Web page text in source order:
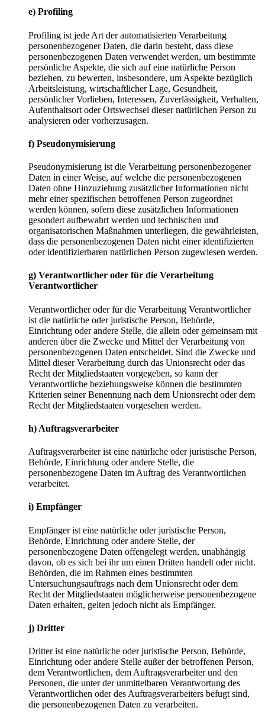
e) Profiling
Profiling ist jede Art der automatisierten Verarbeitung
personenbezogener Daten, die darin besteht, dass diese
personenbezogenen Daten verwendet werden, um bestimmte
persönliche Aspekte, die sich auf eine natürliche Person
beziehen, zu bewerten, insbesondere, um Aspekte bezüglich
Arbeitsleistung, wirtschaftlicher Lage, Gesundheit,
persönlicher Vorlieben, Interessen, Zuverlässigkeit, Verhalten,
Aufenthaltsort oder Ortswechsel dieser natürlichen Person zu
analysieren oder vorherzusagen.
f) Pseudonymisierung
Pseudonymisierung ist die Verarbeitung personenbezogener
Daten in einer Weise, auf welche die personenbezogenen
Daten ohne Hinzuziehung zusätzlicher Informationen nicht
mehr einer spezifischen betroffenen Person zugeordnet
werden können, sofern diese zusätzlichen Informationen
gesondert aufbewahrt werden und technischen und
organisatorischen Maßnahmen unterliegen, die gewährleisten,
dass die personenbezogenen Daten nicht einer identifizierten
oder identifizierbaren natürlichen Person zugewiesen werden.
g) Verantwortlicher oder für die Verarbeitung
Verantwortlicher
Verantwortlicher oder für die Verarbeitung Verantwortlicher
ist die natürliche oder juristische Person, Behörde,
Einrichtung oder andere Stelle, die allein oder gemeinsam mit
anderen über die Zwecke und Mittel der Verarbeitung von
personenbezogenen Daten entscheidet. Sind die Zwecke und
Mittel dieser Verarbeitung durch das Unionsrecht oder das
Recht der Mitgliedstaaten vorgegeben, so kann der
Verantwortliche beziehungsweise können die bestimmten
Kriterien seiner Benennung nach dem Unionsrecht oder dem
Recht der Mitgliedstaaten vorgesehen werden.
h) Auftragsverarbeiter
Auftragsverarbeiter ist eine natürliche oder juristische Person,
Behörde, Einrichtung oder andere Stelle, die
personenbezogene Daten im Auftrag des Verantwortlichen
verarbeitet.
i) Empfänger
Empfänger ist eine natürliche oder juristische Person,
Behörde, Einrichtung oder andere Stelle, der
personenbezogene Daten offengelegt werden, unabhängig
davon, ob es sich bei ihr um einen Dritten handelt oder nicht.
Behörden, die im Rahmen eines bestimmten
Untersuchungsauftrags nach dem Unionsrecht oder dem
Recht der Mitgliedstaaten möglicherweise personenbezogene
Daten erhalten, gelten jedoch nicht als Empfänger.
j) Dritter
Dritter ist eine natürliche oder juristische Person, Behörde,
Einrichtung oder andere Stelle außer der betroffenen Person,
dem Verantwortlichen, dem Auftragsverarbeiter und den
Personen, die unter der unmittelbaren Verantwortung des
Verantwortlichen oder des Auftragsverarbeiters befugt sind,
die personenbezogenen Daten zu verarbeiten.